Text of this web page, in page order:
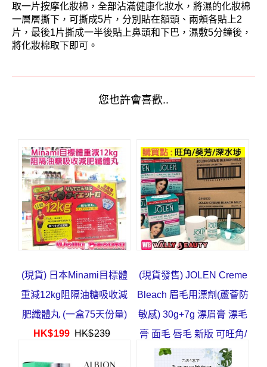
取一片按摩化妝棉，全部沾滿健康化妝水，將濕的化妝棉
一層層撕下，可撕成5片，分別貼在額頭、兩頰各貼上2
片，最後1片撕成一半後貼上鼻頭和下巴，濕敷5分鐘後，
將化妝棉取下即可。
您也許會喜歡..
(現貨) 日本Minami目標體
重減12kg阻隔油糖吸收減
肥纖體丸 (一盒75天份量)
HK$199 HK$239
(現貨發售) JOLEN Creme
Bleach 眉毛用漂劑(蘆薈防
敏感) 30g+7g 漂眉膏 漂毛
膏 面毛 唇毛 新版 可旺角/
葵芳/深水埗取